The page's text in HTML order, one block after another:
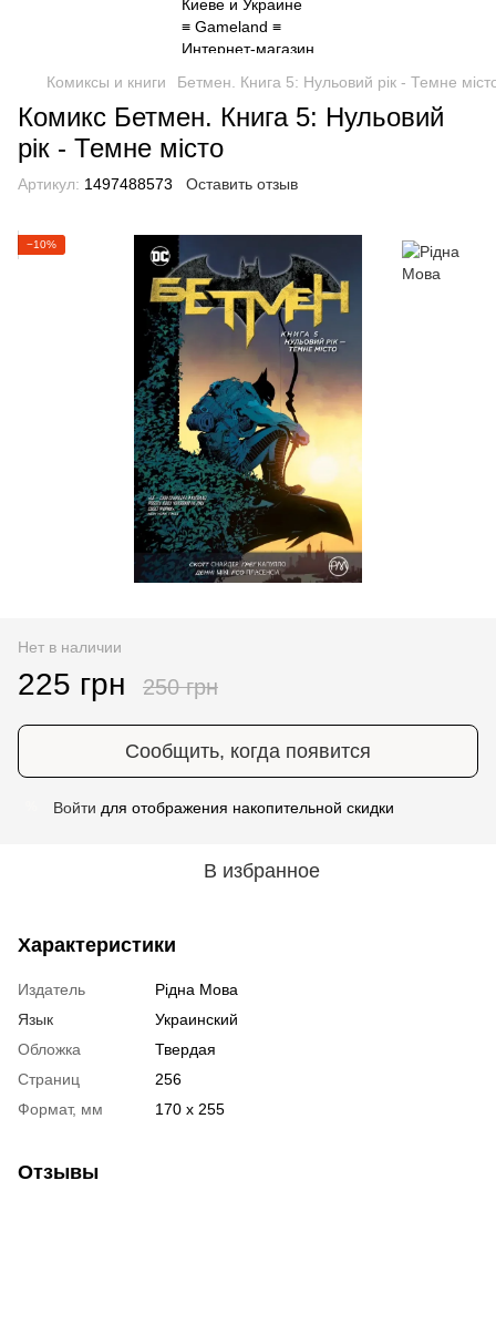
Комиксы и книги Бетмен. Книга 5: Нульовий рік - Темне
Комикс Бетмен. Книга 5: Нульовий
рік - Темне місто
Артикул: 1497488573 Оставить отзыв
−10%
Нет в наличии
225 грн 250 грн
Сообщить, когда появится
Войти для отображения накопительной скидки
В избранное
Характеристики
Издатель
Рідна Мова
Язык
Украинский
Обложка
Твердая
Страниц
256
Формат, мм
170 x 255
Отзывы